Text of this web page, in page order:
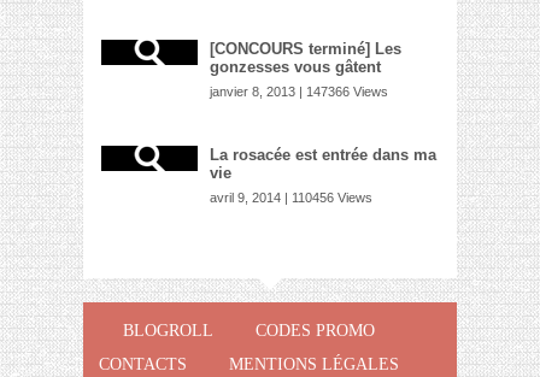
[CONCOURS terminé] Les
gonzesses vous gâtent
janvier 8, 2013 | 147366 Views
La rosacée est entrée dans ma
vie
avril 9, 2014 | 110456 Views
BLOGROLL
CODES PROMO
CONTACTS
MENTIONS LÉGALES